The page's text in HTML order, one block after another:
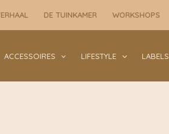
DE TUINKAMER WORKSHOPS
ACCESSOIRES LIFESTYLE LABELS